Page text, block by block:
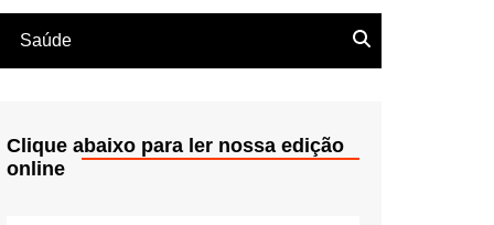
Saúde
Clique abaixo para ler nossa edição
online